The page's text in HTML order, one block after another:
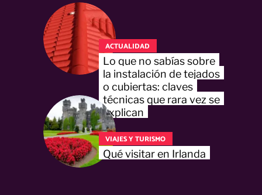
ACTUALIDAD
Lo que no sabías sobre
la instalación de tejados
o cubiertas: claves
técnicas que rara vez se
explican
VIAJES Y TURISMO
Qué visitar en Irlanda